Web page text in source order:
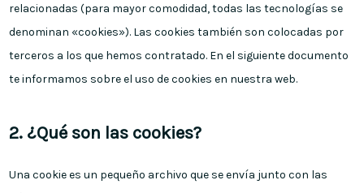
relacionadas (para mayor comodidad, todas las tecnologías se
denominan «cookies»). Las cookies también son colocadas por
terceros a los que hemos contratado. En el siguiente documento
te informamos sobre el uso de cookies en nuestra web.
2. ¿Qué son las cookies?
Una cookie es un pequeño archivo que se envía junto con las